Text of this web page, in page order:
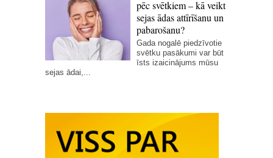
pēc svētkiem – kā veikt
sejas ādas attīrīšanu un
pabarošanu?
Gada nogalē piedzīvotie
svētku pasākumi var būt
īsts izaicinājums mūsu
sejas ādai,...